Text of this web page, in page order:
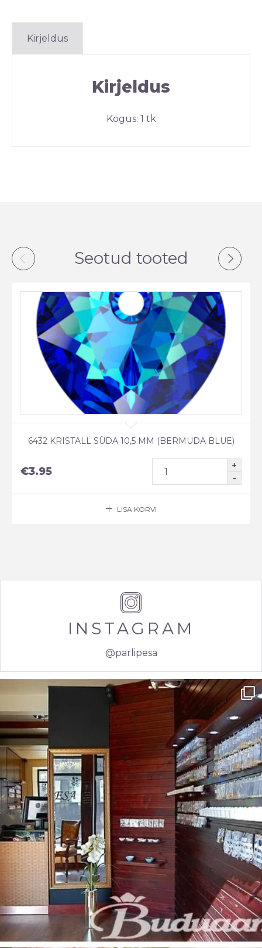
Kirjeldus
Kirjeldus
Kogus: 1 tk
Seotud tooted
6432 KRISTALL SÜDA 10,5 MM (BERMUDA BLUE)
€3.95
LISA KORVI
INSTAGRAM
@parlipesa